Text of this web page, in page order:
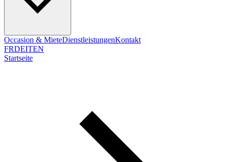
Occasion & MieteDienstleistungenKontakt
FRDEITEN
Startseite